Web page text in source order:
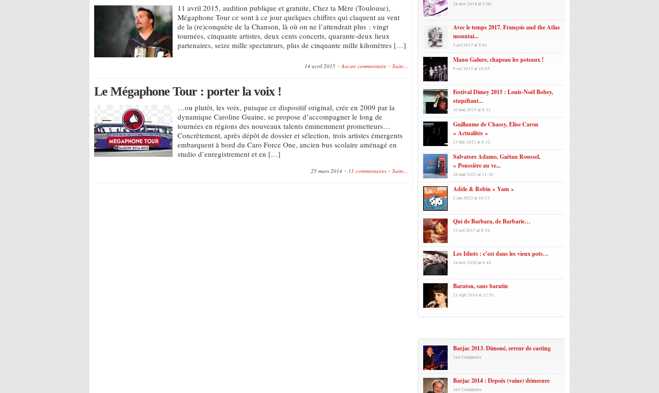
11 avril 2015, audition publique et gratuite, Chez ta Mère (Toulouse),
Mégaphone Tour ce sont à ce jour quelques chiffres qui claquent au vent
de la (re)conquête de la Chanson, là où on ne l’attendrait plus : vingt
tournées, cinquante artistes, deux cents concerts, quarante-deux lieux
partenaires, seize mille spectateurs, plus de cinquante mille kilomètres […]
14 avril 2015 Aucun commentaire Suite...
Le Mégaphone Tour : porter la voix !
…ou plutôt, les voix, puisque ce dispositif original, crée en 2009 par la
dynamique Caroline Guaine, se propose d’accompagner le long de
tournées en régions des nouveaux talents éminemment prometteurs…
Concrètement, après dépôt de dossier et sélection, trois artistes émergents
embarquent à bord du Caro Force One, ancien bus scolaire aménagé en
studio d’enregistrement et en […]
25 mars 2014 11 commentaires Suite...
18 nov 2018 at 5:00
Avec le temps 2017. François and the Atlas
mountai...
5 avr 2017 at 9:01
Manu Galure, chapeau les poteaux !
9 oct 2015 at 10:05
Festival Dimey 2015 : Louis-Noël Bobey,
stupéfiant...
10 mai 2015 at 6:33
Guillaume de Chassy, Elise Caron
« Actualités »
23 déc 2021 at 8:12
Salvatore Adamo, Gaëtan Roussel,
« Poussière au ve...
26 mar 2023 at 11:38
Adèle & Robin « Yam »
2 jan 2022 at 10:33
Qui de Barbara, de Barbarie…
12 oct 2017 at 8:54
Les Idiots : c’est dans les vieux pots…
24 nov 2020 at 9:43
Baraton, sans baratin
21 sept 2014 at 12:51
Barjac 2013. Dimoné, erreur de casting
164 Comments
Barjac 2014 : Depoix (vaine) démesure
163 Comments